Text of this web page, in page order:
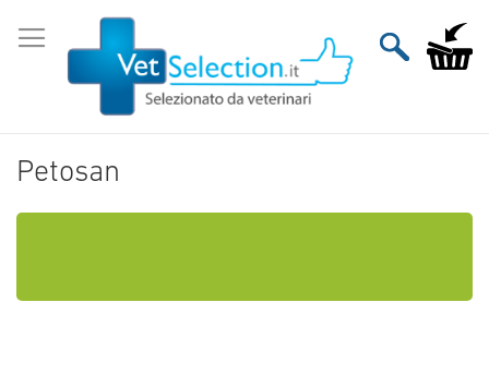
al
contenuto
Carrello
Petosan